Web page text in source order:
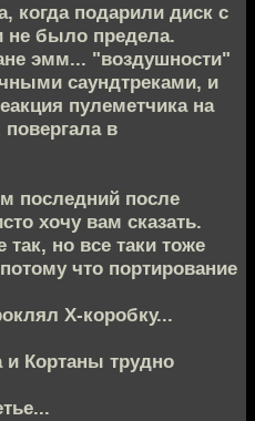
когда подарили диск с
не было предела.
эмм... "воздушности"
саундтреками, и
пулеметчика на
в
последний после
хочу вам сказать.
но все таки тоже
что портирование
Х-коробку...
Кортаны трудно